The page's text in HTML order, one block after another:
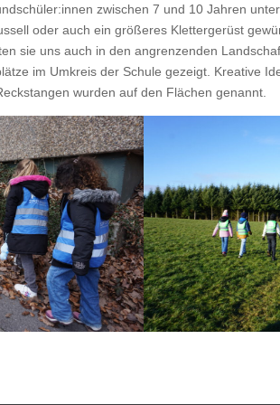
zwis­chen 7 und 10 Jahren
oder auch ein größeres Klet­terg­erüst
sie uns auch in den angren­zen­den
im Umkreis der Schule gezeigt. Kreative
wur­den auf den Flächen genannt.